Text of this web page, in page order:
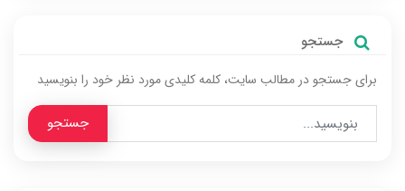
جستجو
برای جستجو در مطالب سایت، کلمه‌ کلیدی مورد نظر خود را بنویسید
جستجو